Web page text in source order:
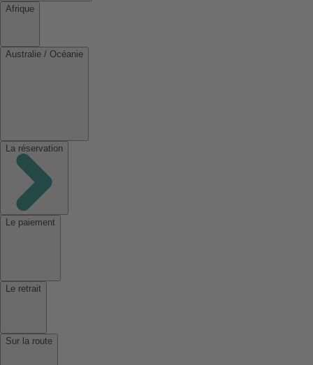
Afrique
Australie / Océanie
La réservation
Le paiement
Le retrait
Sur la route